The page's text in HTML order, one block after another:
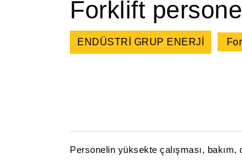
Forklift
ENDÜSTRİ GRUP ENERJİ
Personelin yüksekte çalışması, bakım,